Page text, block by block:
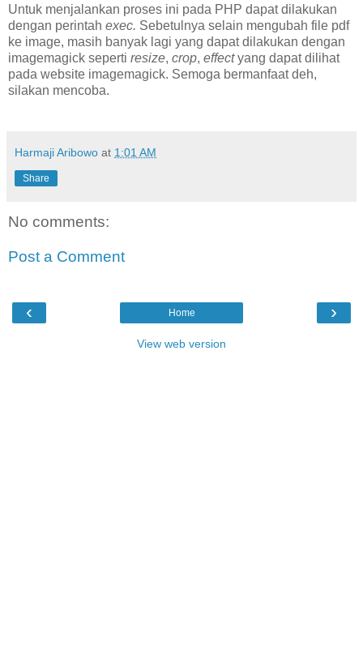
Untuk menjalankan proses ini pada PHP dapat dilakukan
dengan perintah exec. Sebetulnya selain mengubah file pdf
ke image, masih banyak lagi yang dapat dilakukan dengan
imagemagick seperti resize, crop, effectyang dapat dilihat
pada website imagemagick. Semoga bermanfaat deh,
silakan mencoba.
Harmaji Aribowo at 1:01 AM
Share
No comments:
Post a Comment
‹ ›
Home
View web version